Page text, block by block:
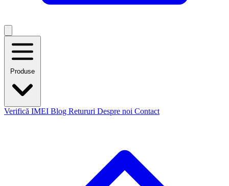
Produse
Verifică IMEI Blog Retururi Despre noi Contact